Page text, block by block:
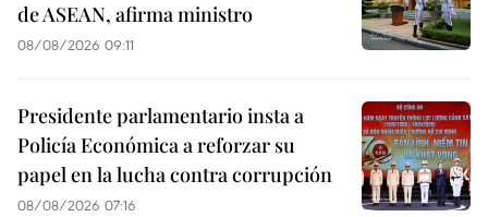
de ASEAN, afirma ministro
08/08/2026 09:11
Presidente parlamentario insta a
Policía Económica a reforzar su
papel en la lucha contra corrupción
08/08/2026 07:16